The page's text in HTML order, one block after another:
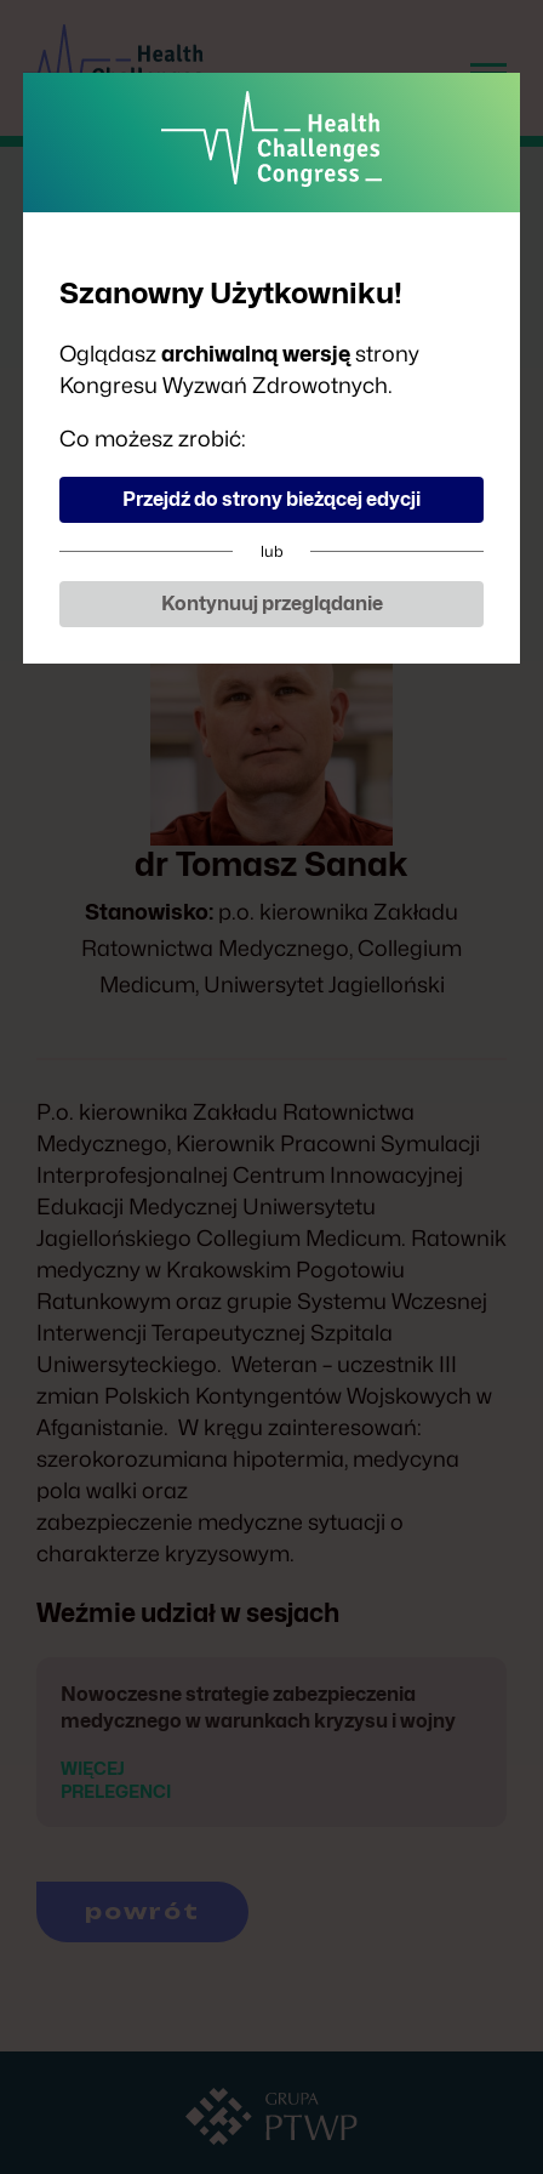
dr Tomasz Sanak
Stanowisko: p.o. kierownika Zakładu
Ratownictwa Medycznego, Collegium
Medicum, Uniwersytet Jagielloński
P.o. kierownika Zakładu Ratownictwa
Medycznego, Kierownik Pracowni Symulacji
Interprofesjonalnej Centrum Innowacyjnej
Edukacji Medycznej Uniwersytetu
Jagiellońskiego Collegium Medicum. Ratownik
medyczny w Krakowskim Pogotowiu
Ratunkowym oraz grupie Systemu Wczesnej
Interwencji Terapeutycznej Szpitala
Uniwersyteckiego. Weteran – uczestnik III
zmian Polskich Kontyngentów Wojskowych w
Afganistanie. W kręgu zainteresowań:
szerokorozumiana hipotermia, medycyna
pola walki oraz
zabezpieczenie medyczne sytuacji o
charakterze kryzysowym.
Weźmie udział w sesjach
Nowoczesne strategie zabezpieczenia
medycznego w warunkach kryzysu i wojny
WIĘCEJ
PRELEGENCI
powrót
Szanowny Użytkowniku!
Oglądaszarchiwalną wersjęstrony
Kongresu Wyzwań Zdrowotnych.
Co możesz zrobić:
Przejdź do strony bieżącej edycji
lub
Kontynuuj przeglądanie